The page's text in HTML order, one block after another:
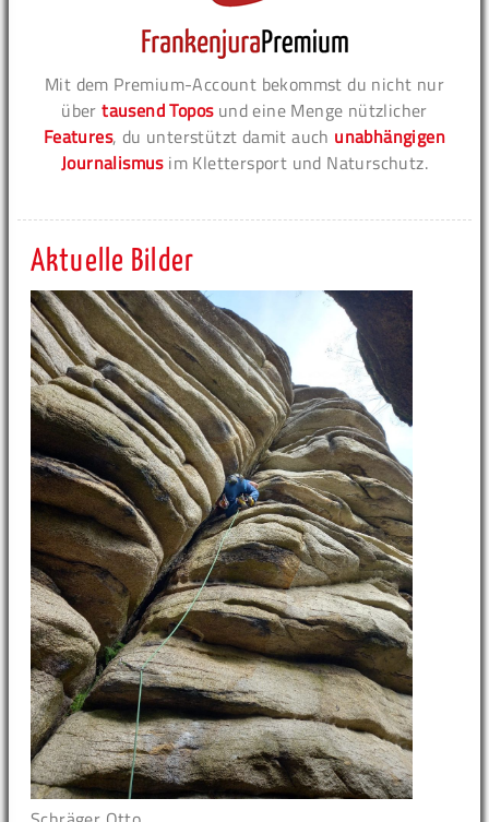
Mit dem Premium-Account bekommst du nicht nur
übertausend Toposund eine Menge nützlicher
Features, du unterstützt damit auch unabhängigen
Journalismusim Klettersport und Naturschutz.
Aktuelle Bilder